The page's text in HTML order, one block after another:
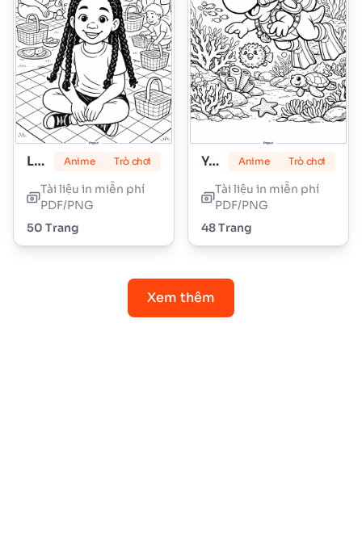
Lily Love Braids Anime Trò chơi
Tài liệu in miễn phí
PDF/PNG
50 Trang
Yoshi Anime Trò chơi
Tài liệu in miễn phí
PDF/PNG
48 Trang
Xem thêm